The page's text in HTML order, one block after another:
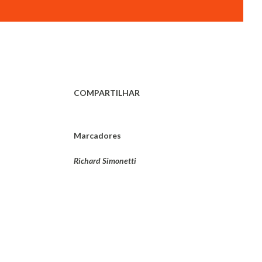
COMPARTILHAR
Marcadores
Richard Simonetti